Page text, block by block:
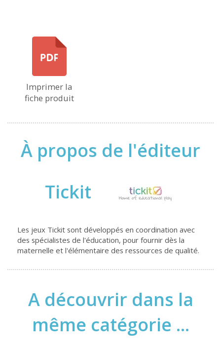
Imprimer la
fiche produit
À propos de l'éditeur
Tickit
Les jeux Tickit sont développés en coordination avec
des spécialistes de l'éducation, pour fournir dès la
maternelle et l'élémentaire des ressources de qualité.
A découvrir dans la
même catégorie ...